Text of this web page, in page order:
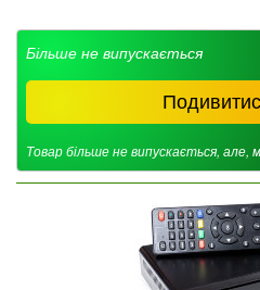
Більше не випускається
Товар більше не випускається, але,